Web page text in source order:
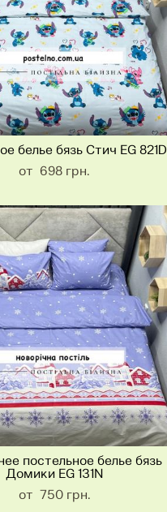
белье бязь Стич EG 821D
от 698 грн.
постельное белье бязь
Домики EG 131N
от 750 грн.